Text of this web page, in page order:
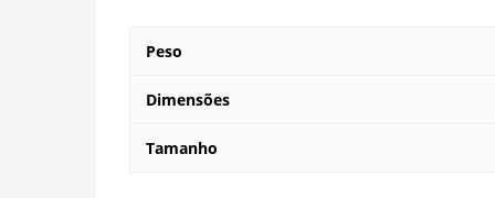
Peso
Dimensões
Tamanho